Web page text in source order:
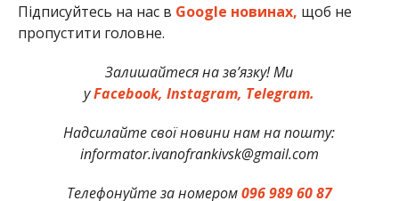
Підписуйтесь на нас в Google новинах, щоб не
пропустити головне.
Залишайтеся на зв’язку! Ми
уFacebook, Instagram, Telegram.
Надсилайте свої новини нам на пошту:
informator.ivanofrankivsk@gmail.com
Телефонуйте за номером096 989 60 87